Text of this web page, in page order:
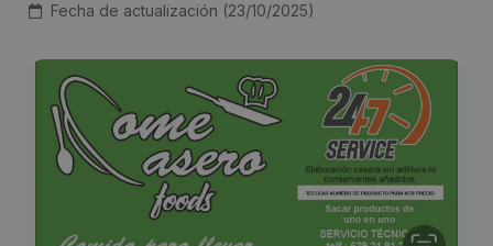
Fecha de actualización (23/10/2025)